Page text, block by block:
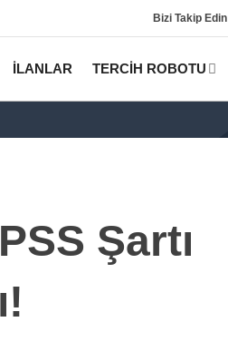
Bizi Takip Edin
İLANLAR TERCİH ROBOTU
Şartı